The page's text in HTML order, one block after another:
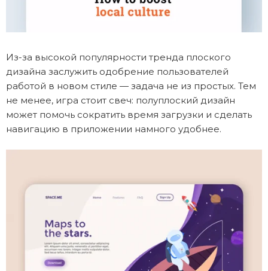
Из-за высокой популярности тренда плоского
дизайна заслужить одобрение пользователей
работой в новом стиле — задача не из простых. Тем
не менее, игра стоит свеч: полуплоский дизайн
может помочь сократить время загрузки и сделать
навигацию в приложении намного удобнее.